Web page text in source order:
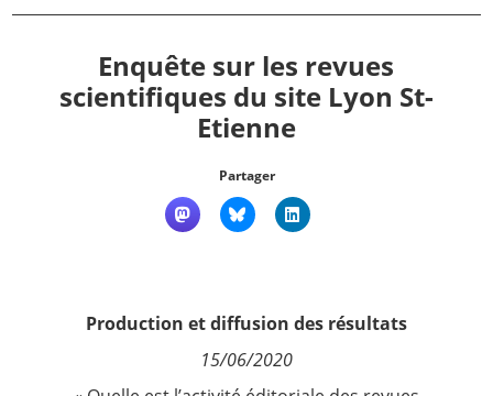
Contact
Enquête sur les revues
scientifiques du site Lyon St-
Etienne
Partager
Production et diffusion des résultats
15/06/2020